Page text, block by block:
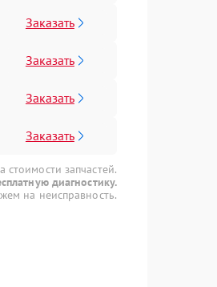
Заказать
Заказать
Заказать
Заказать
запчастей.
диагностику.
на неисправность.